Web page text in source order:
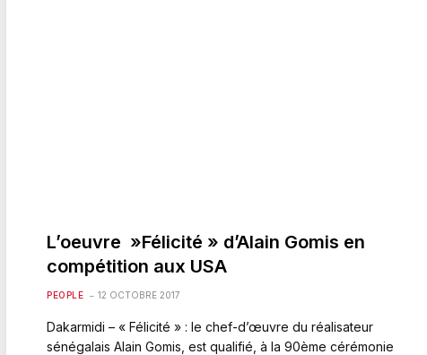
L’oeuvre »Félicité » d’Alain Gomis en
compétition aux USA
PEOPLE 12 OCTOBRE 2017
Dakarmidi – « Félicité » : le chef-d’œuvre du réalisateur
sénégalais Alain Gomis, est qualifié, à la 90ème cérémonie